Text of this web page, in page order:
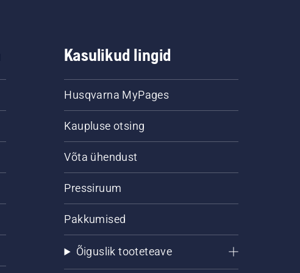
Kasulikud lingid
Husqvarna MyPages
Kaupluse otsing
Võta ühendust
Pressiruum
Pakkumised
Õiguslik tooteteave